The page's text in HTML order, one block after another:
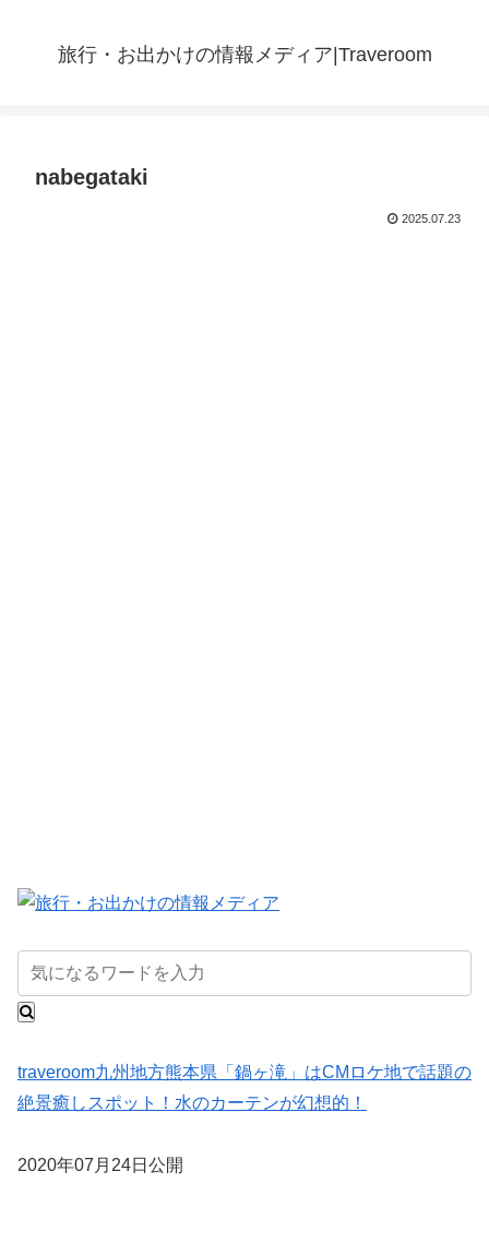
旅行・お出かけの情報メディア|Traveroom
nabegataki
2025.07.23
traveroom九州地方熊本県 「鍋ヶ滝」はCMロケ地で話題の
絶景癒しスポット！水のカーテンが幻想的！
2020年07月24日公開